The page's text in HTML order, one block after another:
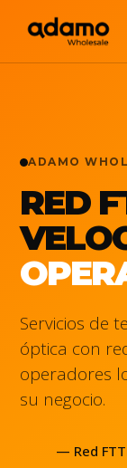
ADAMO
RED
Servicios de
óptica con
operadores
su negocio.
Red